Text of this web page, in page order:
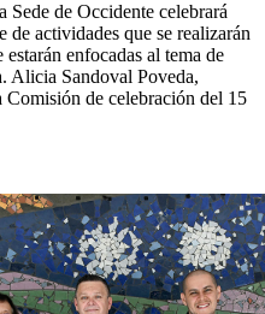
Sede de Occidente celebrará
de actividades que se realizarán
enfocadas al tema de
Alicia Sandoval Poveda,
de celebración del 15